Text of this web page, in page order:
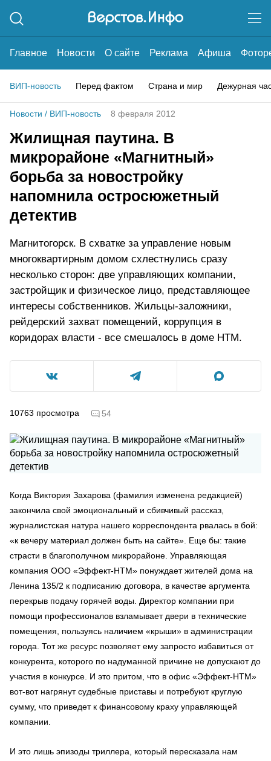
Главное Новости О сайте Реклама Афиша
ВИП-новость Перед фактом Страна и мир Дежурная
Новости / ВИП-новость 8 февраля 2012
Жилищная паутина. В
микрорайоне «Магнитный»
борьба за новостройку
напомнила остросюжетный
детектив
Магнитогорск. В схватке за управление новым
многоквартирным домом схлестнулись сразу
несколько сторон: две управляющих компании,
застройщик и физическое лицо, представляющее
интересы собственников. Жильцы-заложники,
рейдерский захват помещений, коррупция в
коридорах власти - все смешалось в доме НТМ.
10763 просмотра 54
Когда Виктория Захарова (фамилия изменена редакцией)
закончила свой эмоциональный и сбивчивый рассказ,
журналистская натура нашего корреспондента рвалась в бой:
«к вечеру материал должен быть на сайте». Еще бы: такие
страсти в благополучном микрорайоне. Управляющая
компания ООО «Эффект-НТМ» понуждает жителей дома на
Ленина 135/2 к подписанию договора, в качестве аргумента
перекрыв подачу горячей воды. Директор компании при
помощи профессионалов взламывает двери в технические
помещения, пользуясь наличием «крыши» в администрации
города. Тот же ресурс позволяет ему запросто избавиться от
конкурента, которого по надуманной причине не допускают до
участия в конкурсе. И это притом, что в офис «Эффект-НТМ»
вот-вот нагрянут судебные приставы и потребуют круглую
сумму, что приведет к финансовому краху управляющей
компании.
И это лишь эпизоды триллера, который пересказала нам